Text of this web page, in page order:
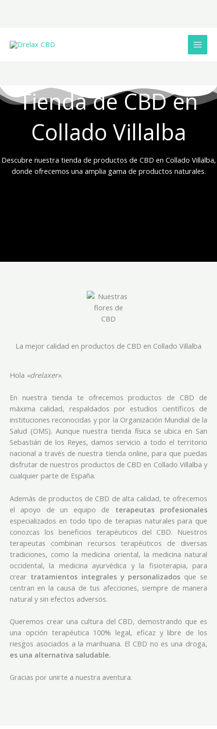
Tienda de CBD en
Collado Villalba
Descubre nuestra tienda de productos de CBD en Collado Villalba,
donde ofrecemos una amplia gama de productos naturales.
La mejor calidad en productos de CBD en Collado Villalba
Hola «drelaxer».
En nuestra tienda te ofrecemos productos de CBD de
máxima calidad, respaldados por estudios científicos de
instituciones reconocidas y por la Organización Mundial de la
Salud (OMS). Aunque nuestra tienda física se ubica en San
Sebastián de los Reyes, damos servicio a todo el territorio
nacional a través de nuestra tienda online, para que puedas
disfrutar de nuestros productos de CBD en Collado Villalba y
cualquier parte de España.
Además de productos de CBD de alta calidad, te ofrecemos
el apoyo de un equipo de terapeutas profesionales
especializados en todo tipo de terapias naturales para que
conozcas los beneficios terapéuticos del CBD. Nuestros
terapeutas combinan recursos terapéuticos de diversas
tradiciones, como la medicina oriental, la medicina natural
occidental, la medicina ayurvédica y la fisioterapia, para
crear tratamientos integrales y personalizados que se
centran en la causa de tus afecciones, siempre de manera
natural y sin efectos adversos.
Queremos crear una cultura del CBD, demostrando que es
una opción terapéutica 100% legal, eficaz y libre de los
riesgos asociados a la marihuana. El CBD no es una droga,
es una alternativa saludable.
Gracias por unirte a nuestra aventura.